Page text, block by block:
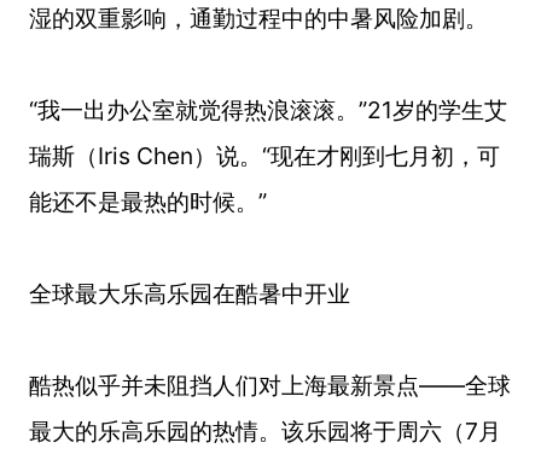
湿的双重影响，通勤过程中的中暑风险加剧。
“我一出办公室就觉得热浪滚滚。”21岁的学生艾
瑞斯（Iris Chen）说。“现在才刚到七月初，可
能还不是最热的时候。”
全球最大乐高乐园在酷暑中开业
酷热似乎并未阻挡人们对上海最新景点——全球
最大的乐高乐园的热情。该乐园将于周六（7月